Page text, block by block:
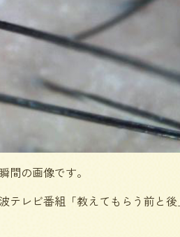
間の画像です。
テレビ番組「教えてもらう前と